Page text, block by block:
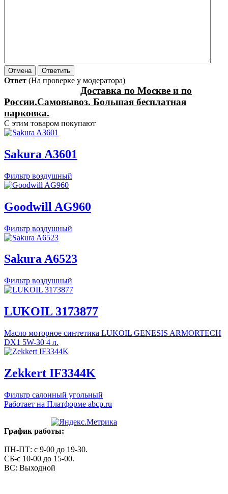
Ответ (На проверке у модератора)
Доставка по Москве и по
России.Самовывоз. Большая бесплатная
парковка.
С этим товаром покупают
Sakura A3601
Фильтр воздушный
Goodwill AG960
Фильтр воздушный
Sakura A6523
Фильтр воздушный
LUKOIL 3173877
Масло моторное синтетика LUKOIL GENESIS ARMORTECH
DX1 5W-30 4 л.
Zekkert IF3344K
Фильтр салонный угольный
Работает на Платформе abcp.ru
График работы:
ПН-ПТ: с 9-00 до 19-30.
СБ-с 10-00 до 15-00.
ВС: Выходной